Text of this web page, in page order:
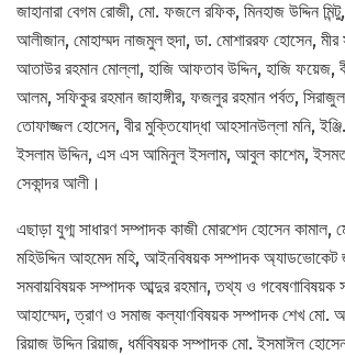
জাহানারা বেগম রোজী, মো. ফজলে রফিক, মিনহাজ উদ্দিন
আলীজান, মোহাম্মদ নাজমুল হুদা, ডা. মোশাররফ হোসেন,
আতাউর রহমান মোল্লা, হাজি আফতাব উদ্দিন, হাজি ফয়েজ,
আলম, সফিকুর রহমান জাহাঙ্গীর, ফজলুর রহমান পর্বত,
তোফাজ্জল হোসেন, বীর মুক্তিযোদ্ধা আহসানউল্লা মনি,
ইসলাম উদ্দিন, এস এস আমিনুল ইসলাম, আবুল কাশেম,
সেকান্দর আলী।
এছাড়া যুগ্ম সাধারণ সম্পাদক কাজী মোরশেদ হোসেন কামাল,
মহিউদ্দিন আহমেদ মহি, আইনবিষয়ক সম্পাদক
সমবায়বিষয়ক সম্পাদক আব্দুর রহমান, তথ্য ও
আহাম্মেদ, ত্রাণ ও সমাজ কল্যাণবিষয়ক সম্পাদক শেখ মো.
রিয়াজ উদ্দিন রিয়াজ, ধর্মবিষয়ক সম্পাদক মো. ইসমাঈল